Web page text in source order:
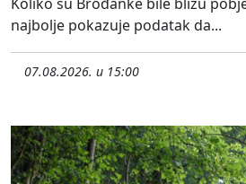
najbolje pokazuje podatak da...
07.08.2026. u 15:00